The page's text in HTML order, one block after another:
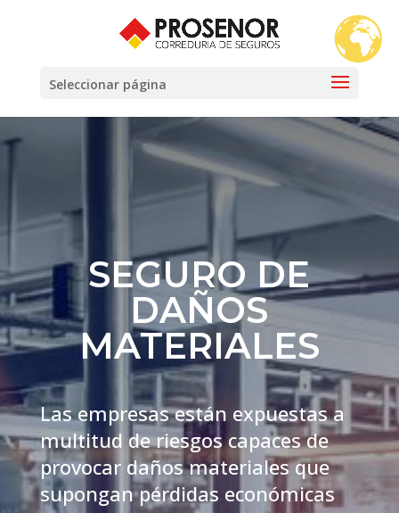
Seleccionar página
SEGURO DE
DAÑOS
MATERIALES
Las empresas están expuestas a
multitud de riesgos capaces de
provocar daños materiales que
supongan pérdidas económicas